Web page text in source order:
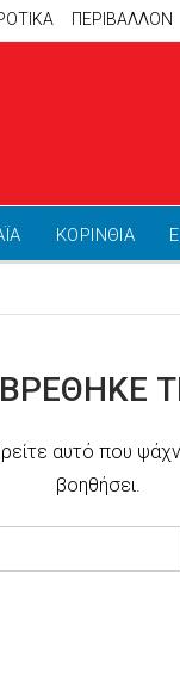
ΠΕΡΙΒΑΛΛΟΝ
ΚΟΡΙΝΘΙΑ
αυτό που
βοηθήσει.